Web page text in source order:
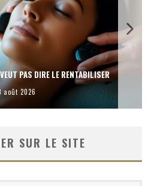
VOTRE SPA AUTREMENT
août 2026
SUR LE SITE